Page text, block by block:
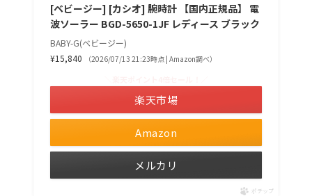
[ベビージー] [カシオ] 腕時計 【国内正規品】 電
波ソーラー BGD-5650-1JF レディース ブラック
BABY-G(ベビージー)
¥15,840
（2026/07/13 21:23時点 | Amazon調べ）
Amazon
楽天市場
メルカリ
ポチップ